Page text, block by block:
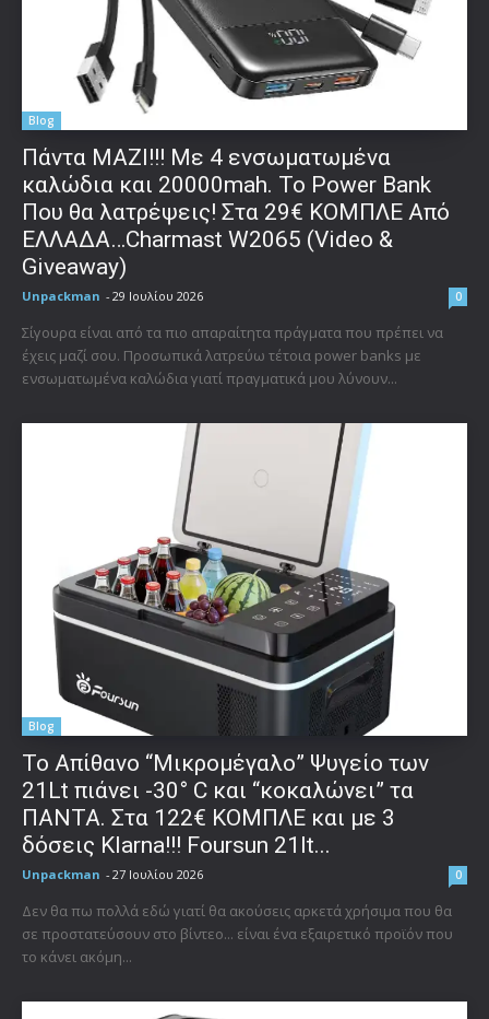
Blog
Πάντα ΜΑΖΙ!!! Με 4 ενσωματωμένα
καλώδια και 20000mah. Το Power Bank
Που θα λατρέψεις! Στα 29€ ΚΟΜΠΛΕ Από
ΕΛΛΑΔΑ…Charmast W2065 (Video &
Giveaway)
Unpackman - 29 Ιουλίου 2026 0
Σίγουρα είναι από τα πιο απαραίτητα πράγματα που πρέπει να
έχεις μαζί σου. Προσωπικά λατρεύω τέτοια power banks με
ενσωματωμένα καλώδια γιατί πραγματικά μου λύνουν...
Blog
Το Απίθανο “Μικρομέγαλο” Ψυγείο των
21Lt πιάνει -30° C και “κοκαλώνει” τα
ΠΑΝΤΑ. Στα 122€ ΚΟΜΠΛΕ και με 3
δόσεις Klarna!!! Foursun 21lt...
Unpackman - 27 Ιουλίου 2026 0
Δεν θα πω πολλά εδώ γιατί θα ακούσεις αρκετά χρήσιμα που θα
σε προστατεύσουν στο βίντεο... είναι ένα εξαιρετικό προϊόν που
το κάνει ακόμη...